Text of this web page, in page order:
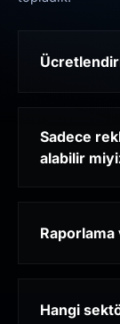
Sadece
alabilir
Hangi